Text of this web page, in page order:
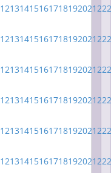
1213141516171819202122
1213141516171819202122
1213141516171819202122
1213141516171819202122
1213141516171819202122
1213141516171819202122